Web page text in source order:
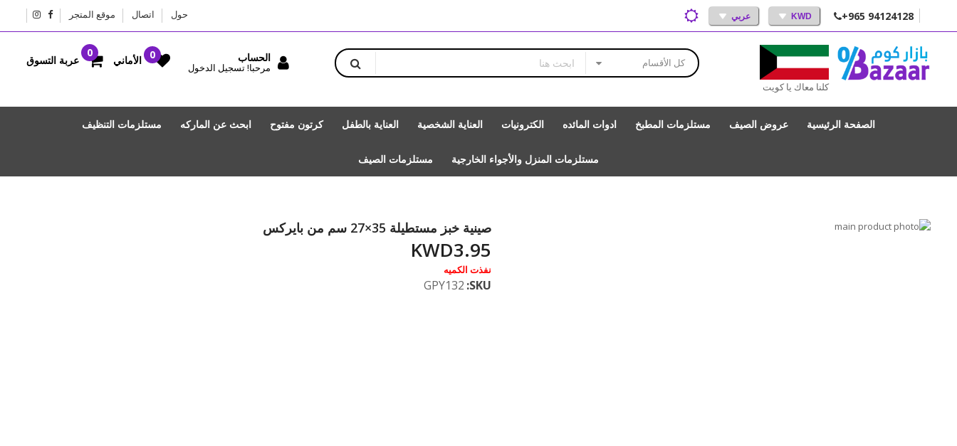
+965 94124128
KWD عربي حول اتصال موقع المتجر
كلنا معاك يا كويت
كل الأقسام
الصفحة الرئيسية عروض الصيف مستلزمات المطبخ ادوات المائده الكترونيات العناية الشخصية العناية بالطفل كرتون مفتوح ابحث عن الماركه مستلزمات التنظيف
مستلزمات المنزل والأجواء الخارجية مستلزمات الصيف
الحساب
مرحبا! تسجيل الدخول
الأماني عربة التسوق
انتقل
صينية خبز مستطيلة 35×27 سم من بايركس
KWD3.95
نفذت الكميه
SKU
GPY132